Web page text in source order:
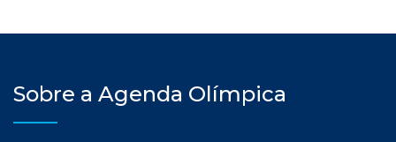
Sobre a Agenda Olímpica